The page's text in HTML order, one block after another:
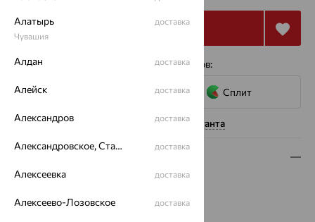
Купить
4 платежа по 6 424 с помощью сервисов:
Сплит
Нужна помощь консультанта
Вес:2.04 — 2.09
Алатырь
Чувашия
доставка
Алдан доставка
Алейск доставка
Александров доставка
Александровское, Ставропольский край доставка
Алексеевка доставка
Алексеево-Лозовское доставка